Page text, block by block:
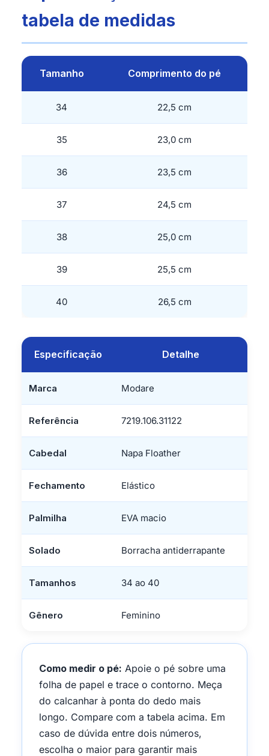
tabela de medidas
Tamanho Comprimento do pé
34 22,5 cm
35 23,0 cm
36 23,5 cm
37 24,5 cm
38 25,0 cm
39 25,5 cm
40 26,5 cm
Especificação Detalhe
Marca Modare
Referência 7219.106.31122
Cabedal Napa Floather
Fechamento Elástico
Palmilha EVA macio
Solado Borracha antiderrapante
Tamanhos 34 ao 40
Gênero Feminino
Como medir o pé: Apoie o pé sobre uma
folha de papel e trace o contorno. Meça
do calcanhar à ponta do dedo mais
longo. Compare com a tabela acima. Em
caso de dúvida entre dois números,
escolha o maior para garantir mais